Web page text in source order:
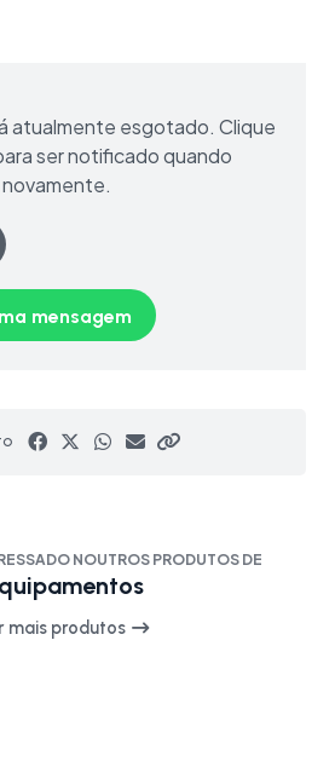
atualmente esgotado. Clique
ser notificado quando
mensagem
NOUTROS PRODUTOS DE
mais produtos